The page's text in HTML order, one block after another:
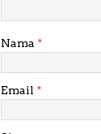
Nama *
Email *